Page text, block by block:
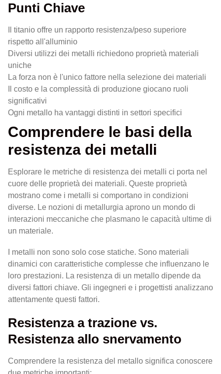
Punti Chiave
Il titanio offre un rapporto resistenza/peso superiore
rispetto all'alluminio
Diversi utilizzi dei metalli richiedono proprietà materiali
uniche
La forza non è l'unico fattore nella selezione dei materiali
Il costo e la complessità di produzione giocano ruoli
significativi
Ogni metallo ha vantaggi distinti in settori specifici
Comprendere le basi della
resistenza dei metalli
Esplorare le metriche di resistenza dei metalli ci porta nel
cuore delle proprietà dei materiali. Queste proprietà
mostrano come i metalli si comportano in condizioni
diverse. Le nozioni di metallurgia aprono un mondo di
interazioni meccaniche che plasmano le capacità ultime di
un materiale.
I metalli non sono solo cose statiche. Sono materiali
dinamici con caratteristiche complesse che influenzano le
loro prestazioni. La resistenza di un metallo dipende da
diversi fattori chiave. Gli ingegneri e i progettisti analizzano
attentamente questi fattori.
Resistenza a trazione vs.
Resistenza allo snervamento
Comprendere la resistenza del metallo significa conoscere